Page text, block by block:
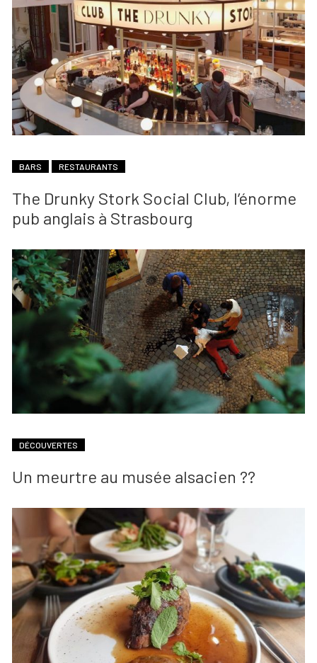
BARS RESTAURANTS
The Drunky Stork Social Club, l’énorme
pub anglais à Strasbourg
DÉCOUVERTES
Un meurtre au musée alsacien ??